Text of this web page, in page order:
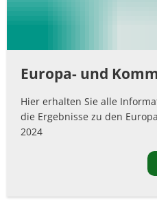
Europa- und
Hier erhalten Sie alle
die Ergebnisse zu den
2024